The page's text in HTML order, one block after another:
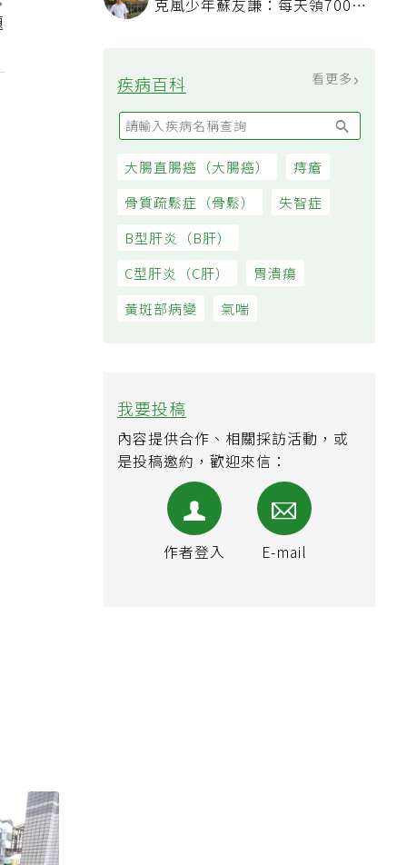
克風少年蘇友謙：每天領700元
疾病百科 看更多
大腸直腸癌（大腸癌） 痔瘡
骨質疏鬆症（骨鬆）
失智症
B型肝炎（B肝）
C型肝炎（C肝）
胃潰瘍
黃斑部病變
氣喘
我要投稿
內容提供合作、相關採訪活動，或